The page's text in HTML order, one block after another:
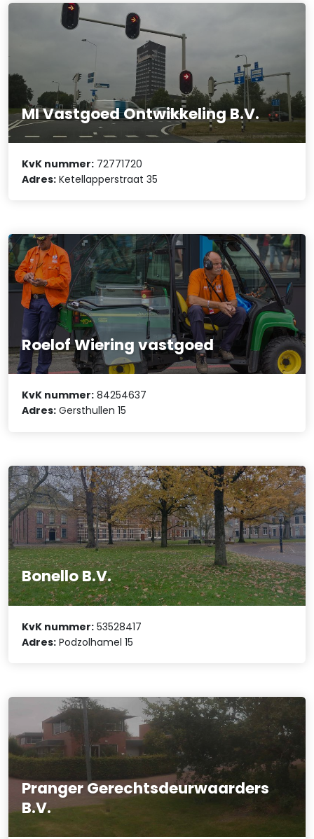
MI Vastgoed Ontwikkeling B.V.
KvK nummer: 72771720
Adres: Ketellapperstraat 35
Roelof Wiering vastgoed
KvK nummer: 84254637
Adres: Gersthullen 15
Bonello B.V.
KvK nummer: 53528417
Adres: Podzolhamel 15
Pranger Gerechtsdeurwaarders
B.V.